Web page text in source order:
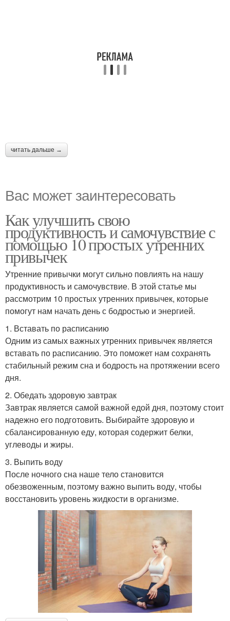
читать дальше →
Вас может заинтересовать
Как улучшить свою
продуктивность и самочувствие с
помощью 10 простых утренних
привычек
Утренние привычки могут сильно повлиять на нашу
продуктивность и самочувствие. В этой статье мы
рассмотрим 10 простых утренних привычек, которые
помогут нам начать день с бодростью и энергией.
1. Вставать по расписанию
Одним из самых важных утренних привычек является
вставать по расписанию. Это поможет нам сохранять
стабильный режим сна и бодрость на протяжении всего
дня.
2. Обедать здоровую завтрак
Завтрак является самой важной едой дня, поэтому стоит
надежно его подготовить. Выбирайте здоровую и
сбалансированную еду, которая содержит белки,
углеводы и жиры.
3. Выпить воду
После ночного сна наше тело становится
обезвоженным, поэтому важно выпить воду, чтобы
восстановить уровень жидкости в организме.